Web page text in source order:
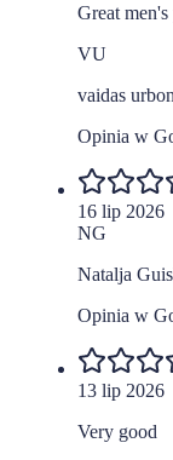
Great
VU
vaidas
Opinia w
16 lip 2026
NG
Natalja
Opinia w
13 lip 2026
Very good